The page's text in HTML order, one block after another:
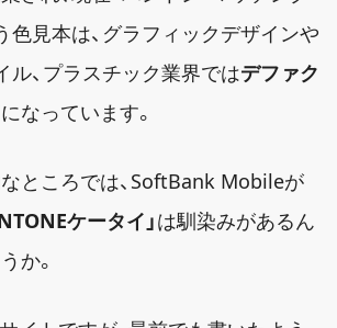
色見本は、グラフィックデザインや
ル、プラスチック業界ではデファク
になっています。
ところでは、SoftBank Mobileが
ケータイ」は馴染みがあるん
か。